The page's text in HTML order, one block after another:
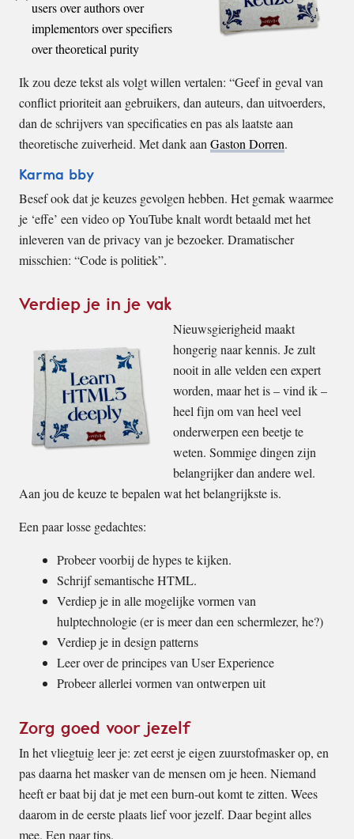
users over authors over
implementors over specifiers
over theoretical purity
Ik zou deze tekst als volgt willen vertalen: “Geef in geval van
conflict prioriteit aan gebruikers, dan auteurs, dan uitvoerders,
dan de schrijvers van specificaties en pas als laatste aan
theoretische zuiverheid. Met dank aan Gaston Dorren.
Karma bby
Besef ook dat je keuzes gevolgen hebben. Het gemak waarmee
je ‘effe’ een video op YouTube knalt wordt betaald met het
inleveren van de privacy van je bezoeker. Dramatischer
misschien: “Code is politiek”.
Verdiep je in je vak
Nieuwsgierigheid maakt
hongerig naar kennis. Je zult
nooit in alle velden een expert
worden, maar het is – vind ik –
heel fijn om van heel veel
onderwerpen een beetje te
weten. Sommige dingen zijn
belangrijker dan andere wel.
Aan jou de keuze te bepalen wat het belangrijkste is.
Een paar losse gedachtes:
Probeer voorbij de hypes te kijken.
Schrijf semantische HTML.
Verdiep je in alle mogelijke vormen van
hulptechnologie (er is meer dan een schermlezer, he?)
Verdiep je in design patterns
Leer over de principes van User Experience
Probeer allerlei vormen van ontwerpen uit
Zorg goed voor jezelf
In het vliegtuig leer je: zet eerst je eigen zuurstofmasker op, en
pas daarna het masker van de mensen om je heen. Niemand
heeft er baat bij dat je met een burn-out komt te zitten. Wees
daarom in de eerste plaats lief voor jezelf. Daar begint alles
mee. Een paar tips.